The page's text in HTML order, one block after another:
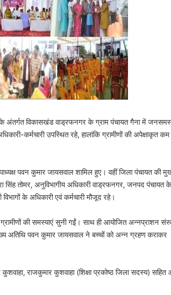
के अंतर्गत विकासखंड वाड्रफनगर के ग्राम पंचायत गैना में
कर्मचारी उपस्थित रहे, हालांकि ग्रामीणों की अपेक्षाकृत कम
पवन कुमार जायसवाल शामिल हुए। वहीं जिला पंचायत की
सिंह तोमर, अनुविभागीय अधिकारी वाड्रफनगर, जनपद पंचायत
के अधिकारी एवं कर्मचारी मौजूद रहे।
की समस्याएं सुनी गईं। साथ ही आयोजित अन्नप्राशन
अतिथि पवन कुमार जायसवाल ने बच्चों को अन्न ग्रहण कराकर
राजकुमार कुशवाहा (शिक्षा प्रकोष्ठ जिला सदस्य) सहित